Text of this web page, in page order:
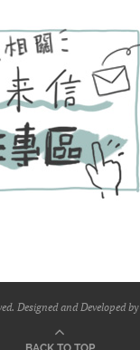
Designed and Developed by